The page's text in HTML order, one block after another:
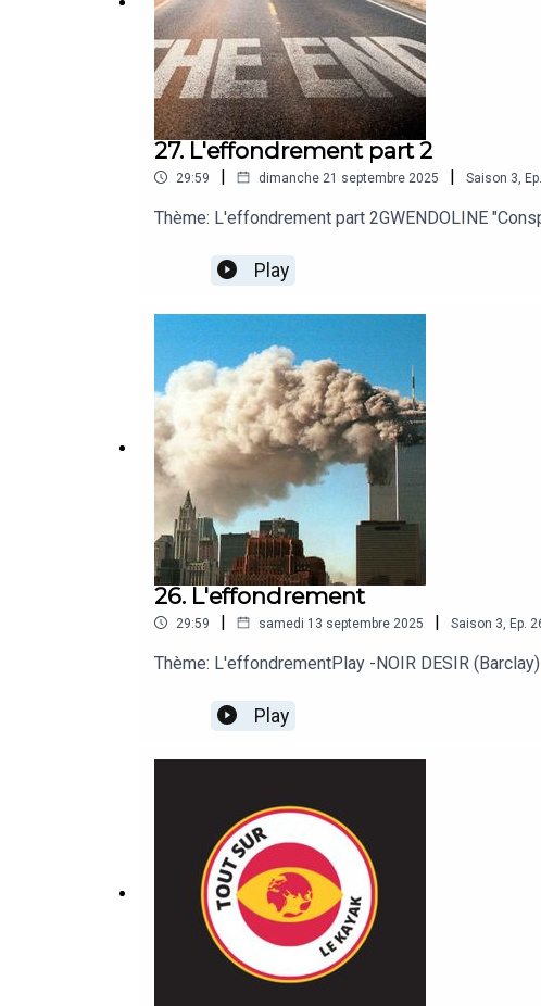
27. L'effondrement part 2
29:59 | dimanche 21 septembre 2025 | Saison 3 Ep.
Thème: L'effondrement part 2GWENDOLINE
Play
26. L'effondrement
29:59 | samedi 13 septembre 2025 | Saison 3 Ep.
Thème: L'effondrementPlay -NOIR DESIR
Play